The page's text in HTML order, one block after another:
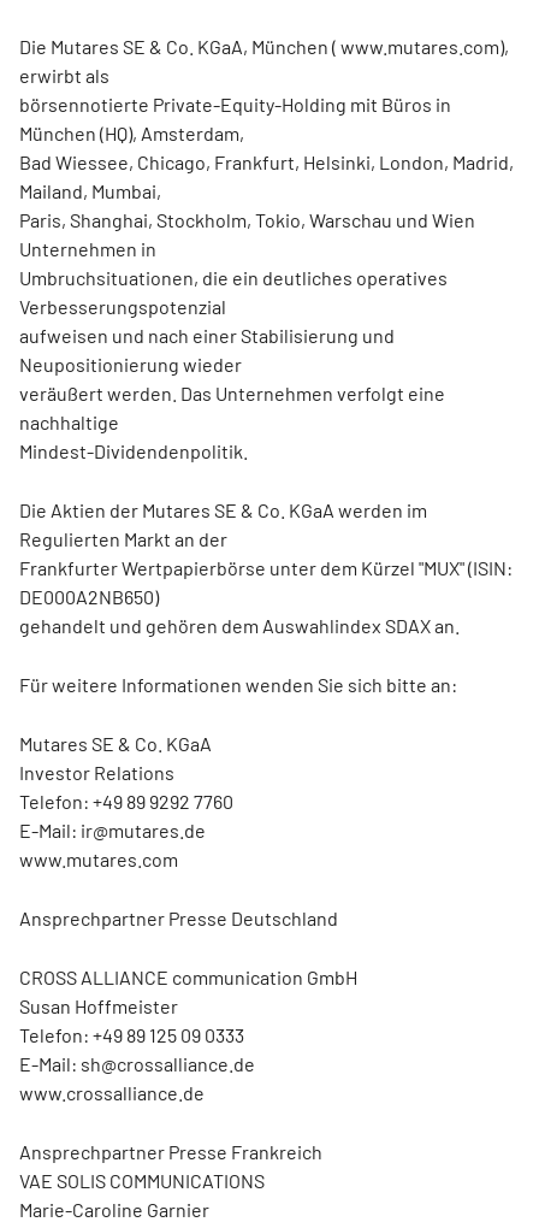
Die Mutares SE & Co. KGaA, München ( www.mutares.com),
erwirbt als
börsennotierte Private-Equity-Holding mit Büros in
München (HQ), Amsterdam,
Bad Wiessee, Chicago, Frankfurt, Helsinki, London, Madrid,
Mailand, Mumbai,
Paris, Shanghai, Stockholm, Tokio, Warschau und Wien
Unternehmen in
Umbruchsituationen, die ein deutliches operatives
Verbesserungspotenzial
aufweisen und nach einer Stabilisierung und
Neupositionierung wieder
veräußert werden. Das Unternehmen verfolgt eine
nachhaltige
Mindest-Dividendenpolitik.
Die Aktien der Mutares SE & Co. KGaA werden im
Regulierten Markt an der
Frankfurter Wertpapierbörse unter dem Kürzel "MUX" (ISIN:
DE000A2NB650)
gehandelt und gehören dem Auswahlindex SDAX an.
Für weitere Informationen wenden Sie sich bitte an:
Mutares SE & Co. KGaA
Investor Relations
Telefon: +49 89 9292 7760
E-Mail: ir@mutares.de
www.mutares.com
Ansprechpartner Presse Deutschland
CROSS ALLIANCE communication GmbH
Susan Hoffmeister
Telefon: +49 89 125 09 0333
E-Mail: sh@crossalliance.de
www.crossalliance.de
Ansprechpartner Presse Frankreich
VAE SOLIS COMMUNICATIONS
Marie-Caroline Garnier